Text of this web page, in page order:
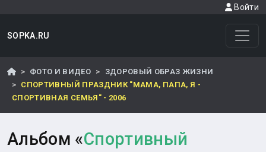
Войти
SOPKA.RU
ФОТО И ВИДЕО
ЗДОРОВЫЙ ОБРАЗ ЖИЗНИ
СПОРТИВНЫЙ ПРАЗДНИК "МАМА, ПАПА, Я -
СПОРТИВНАЯ СЕМЬЯ" - 2006
Альбом «Спортивный